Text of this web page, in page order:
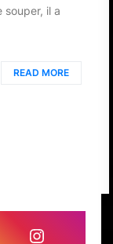
souper, il a
READ MORE